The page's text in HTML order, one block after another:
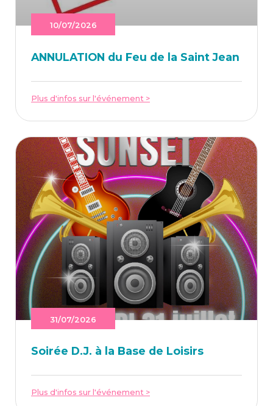
10/07/2026
ANNU­LA­TION du Feu de la Saint Jean
Plus d'infos sur l'événement >
31/07/2026
Soi­rée D.J. à la Base de Loisirs
Plus d'infos sur l'événement >